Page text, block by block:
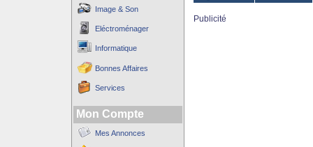
Image & Son
Eléctroménager
Informatique
Bonnes Affaires
Services
Mon Compte
Mes Annonces
Publicité